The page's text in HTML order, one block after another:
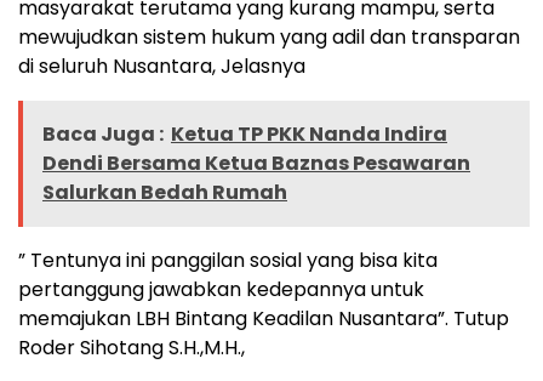
masyarakat terutama yang kurang mampu, serta
mewujudkan sistem hukum yang adil dan transparan
di seluruh Nusantara, Jelasnya
Baca Juga : Ketua TP PKK Nanda Indira
Dendi Bersama Ketua Baznas Pesawaran
Salurkan Bedah Rumah
” Tentunya ini panggilan sosial yang bisa kita
pertanggung jawabkan kedepannya untuk
memajukan LBH Bintang Keadilan Nusantara”. Tutup
Roder Sihotang S.H.,M.H.,